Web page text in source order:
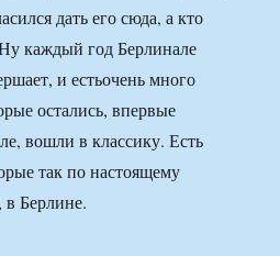
дать его сюда, а кто
каждый год Берлинале
и естьочень много
остались, впервые
вошли в классику. Есть
так по настоящему
в Берлине.